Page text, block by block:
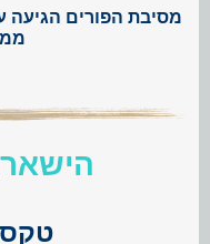
מסיבת הפורים הגיעה
טקס